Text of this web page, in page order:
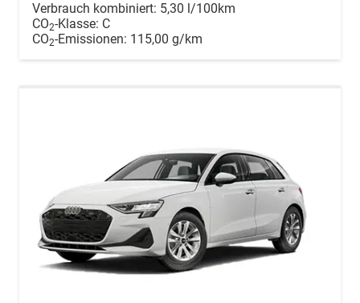
Verbrauch kombiniert: 5,30 l/100km
CO2-Klasse: C
CO2-Emissionen: 115,00 g/km